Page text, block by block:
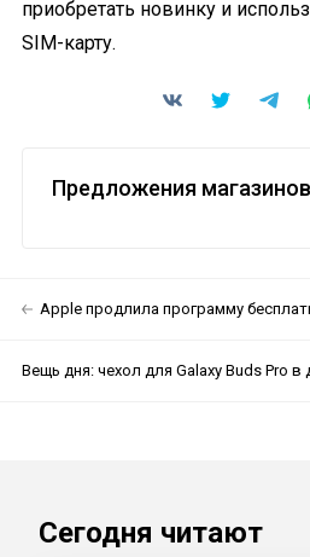
приобретать новинку и
SIM-карту.
Предложения магазинов
Apple продлила программу бесплатного ремонта
Вещь дня: чехол для Galaxy Buds Pro в
Сегодня читают